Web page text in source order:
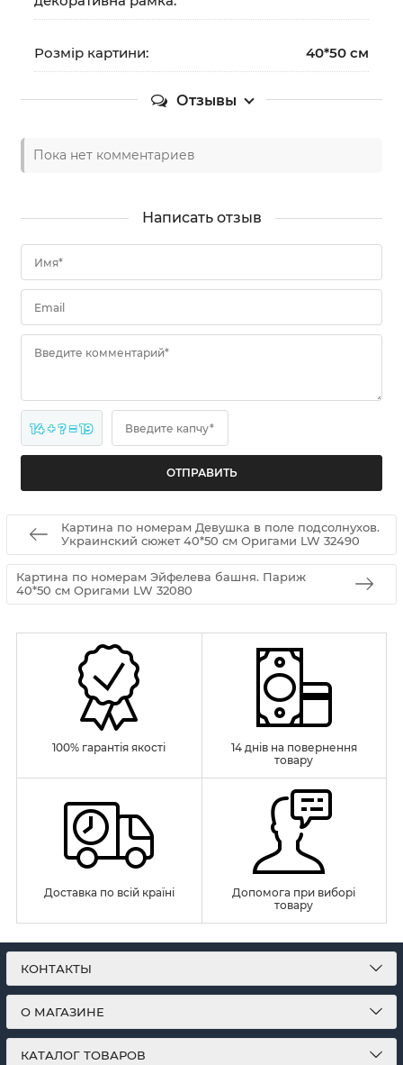
Розмір картини: 40*50 см
Отзывы
Пока нет комментариев
Написать отзыв
Имя*
Email
Введите комментарий*
14 + ? = 19 Введите капчу*
Картина по номерам Девушка в поле подсолнухов.
Украинский сюжет 40*50 см Оригами LW 32490
Картина по номерам Эйфелева башня. Париж
40*50 см Оригами LW 32080
100% гарантія якості
14 днів на повернення
товару
Доставка по всій країні
Допомога при виборі
товару
КОНТАКТЫ
О МАГАЗИНЕ
КАТАЛОГ ТОВАРОВ